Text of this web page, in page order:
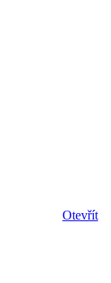
Otevřít